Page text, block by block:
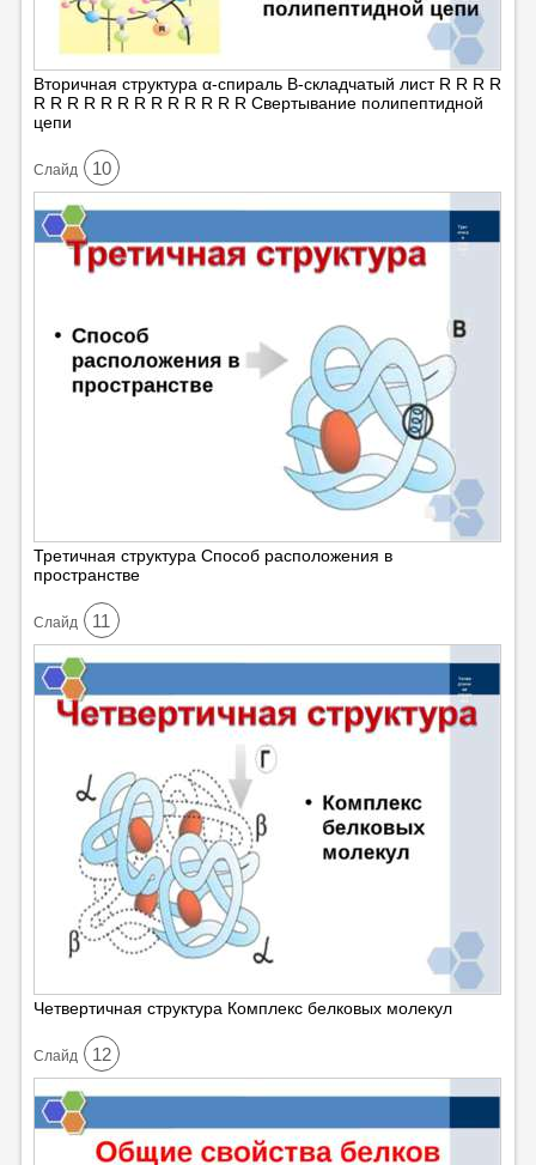
Вторичная структура α-спираль Β-складчатый лист R R R R
R R R R R R R R R R R R R Свертывание полипептидной
цепи
Cлайд 10
Третичная структура Способ расположения в
пространстве
Cлайд 11
Четвертичная структура Комплекс белковых молекул
Cлайд 12